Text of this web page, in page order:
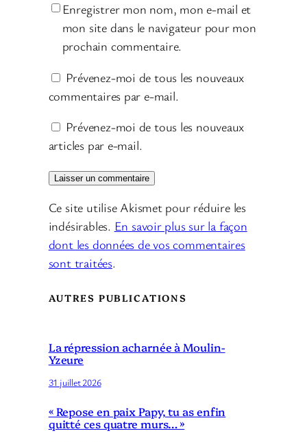
Enregistrer mon nom, mon e-mail et
mon site dans le navigateur pour mon
prochain commentaire.
Prévenez-moi de tous les nouveaux
commentaires par e-mail.
Prévenez-moi de tous les nouveaux
articles par e-mail.
Ce site utilise Akismet pour réduire les
indésirables. En savoir plus sur la façon
dont les données de vos commentaires
sont traitées.
AUTRES PUBLICATIONS
La répression acharnée à Moulin-
Yzeure
31 juillet 2026
« Repose en paix Papy, tu as enfin
quitté ces quatre murs… »